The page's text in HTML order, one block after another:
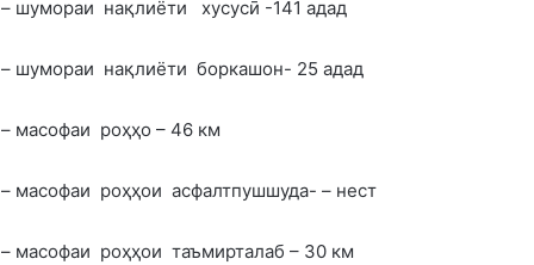
– шумораи нақлиёти хусусӣ -141 адад
– шумораи нақлиёти боркашон- 25 адад
– масофаи роҳҳо – 46 км
– масофаи роҳҳои асфалтпушшуда- – нест
– масофаи роҳҳои таъмирталаб – 30 км